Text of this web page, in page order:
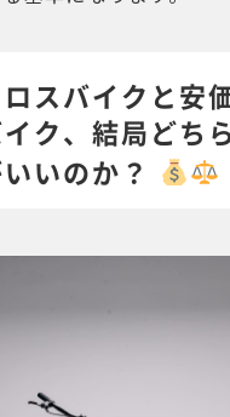
スバイクと安
ク、結局どち
いのか？